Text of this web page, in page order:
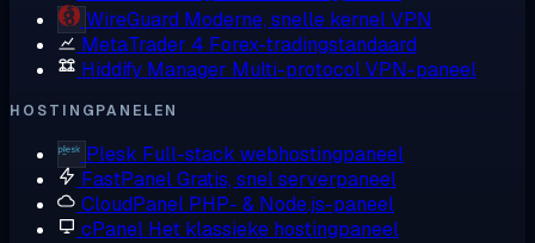
WireGuard Moderne, snelle kernel VPN
MetaTrader 4 Forex-tradingstandaard
Hiddify Manager Multi-protocol VPN-paneel
HOSTINGPANELEN
Plesk Full-stack webhostingpaneel
FastPanelGratis, snel serverpaneel
CloudPanel PHP- & Node.js-paneel
cPanel Het klassieke hostingpaneel